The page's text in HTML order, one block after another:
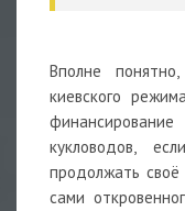
Вполне
киевского
кукловодов,
продолжать
сами